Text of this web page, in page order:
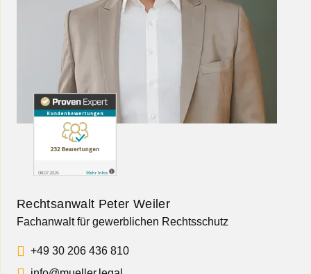
Rechtsanwalt Peter Weiler
Fachanwalt für gewerblichen Rechtsschutz
+49 30 206 436 810